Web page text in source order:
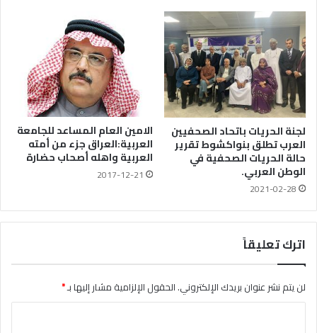
لجنة الحريات باتحاد الصحفيين
العرب تطلق بنواكشوط تقرير
حالة الحريات الصحفية في
الوطن العربي.
2021-02-28
الامين العام المساعد للجامعة
العربية:العراق جزء من أمته
العربية واهله أصحاب حضارة
2017-12-21
اترك تعليقاً
لن يتم نشر عنوان بريدك الإلكتروني.الحقول الإلزامية مشار إليها بـ*